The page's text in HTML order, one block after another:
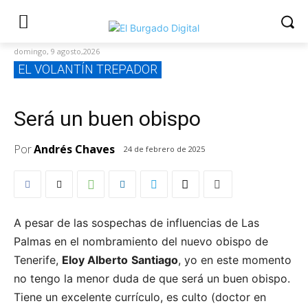
domingo, 9 agosto,2026
EL VOLANTÍN TREPADOR
Será un buen obispo
PorAndrés Chaves 24 de febrero de 2025
A pesar de las sospechas de influencias de Las
Palmas en el nombramiento del nuevo obispo de
Tenerife, Eloy Alberto Santiago, yo en este momento
no tengo la menor duda de que será un buen obispo.
Tiene un excelente currículo, es culto (doctor en